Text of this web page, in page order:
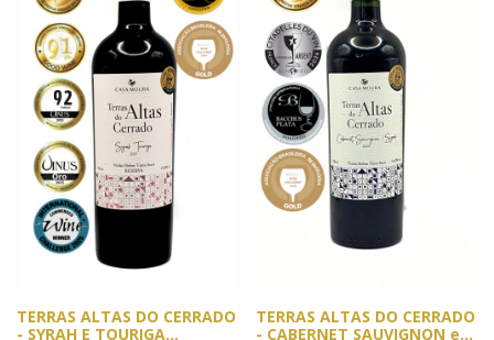
TERRAS ALTAS DO CERRADO
- SYRAH E TOURIGA
TERRAS ALTAS DO CERRADO
- CABERNET SAUVIGNON e